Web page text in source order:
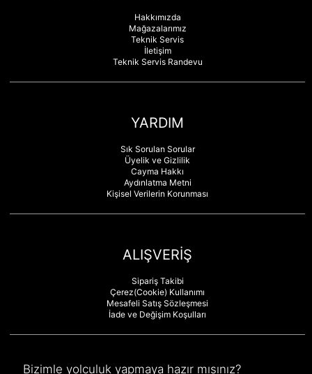
Hakkımızda
Mağazalarımız
Teknik Servis
İletişim
Teknik Servis Randevu
YARDIM
Sık Sorulan Sorular
Üyelik ve Gizlilik
Cayma Hakkı
Aydınlatma Metni
Kişisel Verilerin Korunması
ALIŞVERİŞ
Sipariş Takibi
Çerez(Cookie) Kullanımı
Mesafeli Satış Sözleşmesi
İade ve Değişim Koşulları
Bizimle yolculuk yapmaya hazır mısınız?